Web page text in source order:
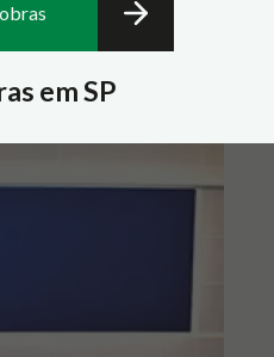
em SP